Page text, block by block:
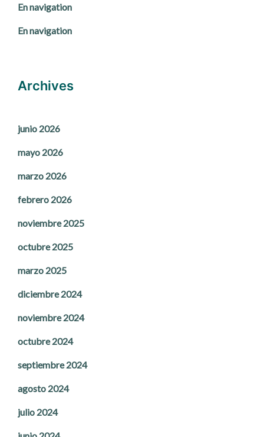
En navigation
En navigation
Archives
junio 2026
mayo 2026
marzo 2026
febrero 2026
noviembre 2025
octubre 2025
marzo 2025
diciembre 2024
noviembre 2024
octubre 2024
septiembre 2024
agosto 2024
julio 2024